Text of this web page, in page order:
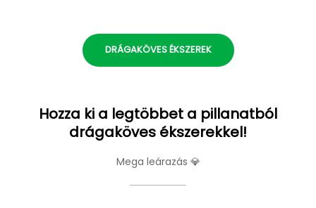
DRÁGAKÖVES ÉKSZEREK
Hozza ki a legtöbbet a pillanatból
drágaköves ékszerekkel!
Mega leárazás 💎